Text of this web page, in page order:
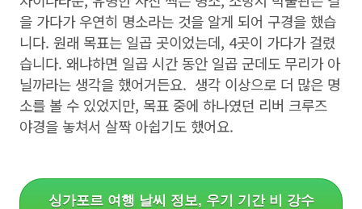
을 가다가 우연히 명소라는 것을 알게 되어 구경을 했습
니다. 원래 목표는 일곱 곳이었는데, 4곳이 가다가 걸렸
습니다. 왜냐하면 일곱 시간 동안 일곱 군데도 무리가 아
닐까라는 생각을 했어거든요. 생각 이상으로 더 많은 명
소를 볼 수 있었지만, 목표 중에 하나였던 리버 크루즈
야경을 놓쳐서 살짝 아쉽기도 했어요.
싱가포르 여행 날씨 정보, 우기 기간 비 강수